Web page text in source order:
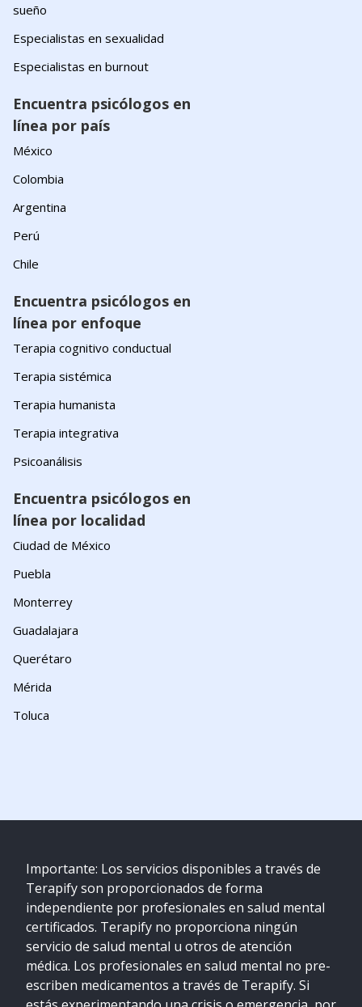
sueño
Especialistas en sexualidad
Especialistas en burnout
Encuentra psicólogos en
línea por país
México
Colombia
Argentina
Perú
Chile
Encuentra psicólogos en
línea por enfoque
Terapia cognitivo conductual
Terapia sistémica
Terapia humanista
Terapia integrativa
Psicoanálisis
Encuentra psicólogos en
línea por localidad
Ciudad de México
Puebla
Monterrey
Guadalajara
Querétaro
Mérida
Toluca
Importante: Los servicios disponibles a través de
Terapify son proporcionados de forma
independiente por profesionales en salud mental
certificados. Terapify no proporciona ningún
servicio de salud mental u otros de atención
médica. Los profesionales en salud mental no pre-
escriben medicamentos a través de Terapify. Si